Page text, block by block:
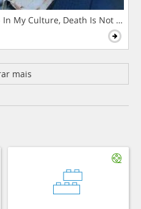
My Culture, Death Is Not The
mais